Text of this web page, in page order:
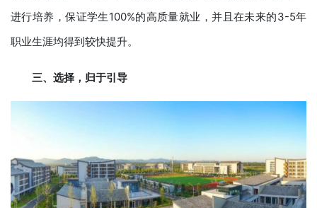
进行培养，保证学生100%的高质量就业，并且在未来的3-5年
职业生涯均得到较快提升。
三、选择，归于引导